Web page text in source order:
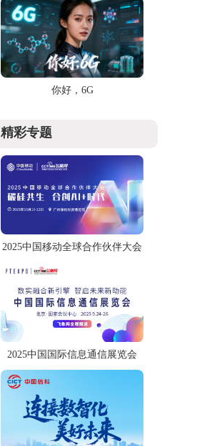
你好，6G
精彩专题
2025中国移动全球合作伙伴大会
2025中国国际信息通信展览会